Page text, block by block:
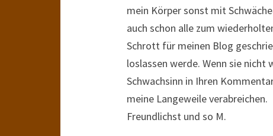
mein Körper sonst mit
auch schon alle zum
Schrott für meinen Blog
loslassen werde. Wenn sie
Schwachsinn in Ihren
meine Langeweile verabreichen.
Freundlichst und so M.